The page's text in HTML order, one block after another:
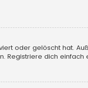
oder gelöscht hat.
dich einfach